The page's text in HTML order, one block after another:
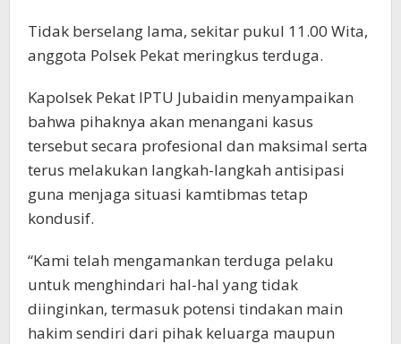
Tidak berselang lama, sekitar pukul 11.00 Wita,
anggota Polsek Pekat meringkus terduga.
Kapolsek Pekat IPTU Jubaidin menyampaikan
bahwa pihaknya akan menangani kasus
tersebut secara profesional dan maksimal serta
terus melakukan langkah-langkah antisipasi
guna menjaga situasi kamtibmas tetap
kondusif.
“Kami telah mengamankan terduga pelaku
untuk menghindari hal-hal yang tidak
diinginkan, termasuk potensi tindakan main
hakim sendiri dari pihak keluarga maupun